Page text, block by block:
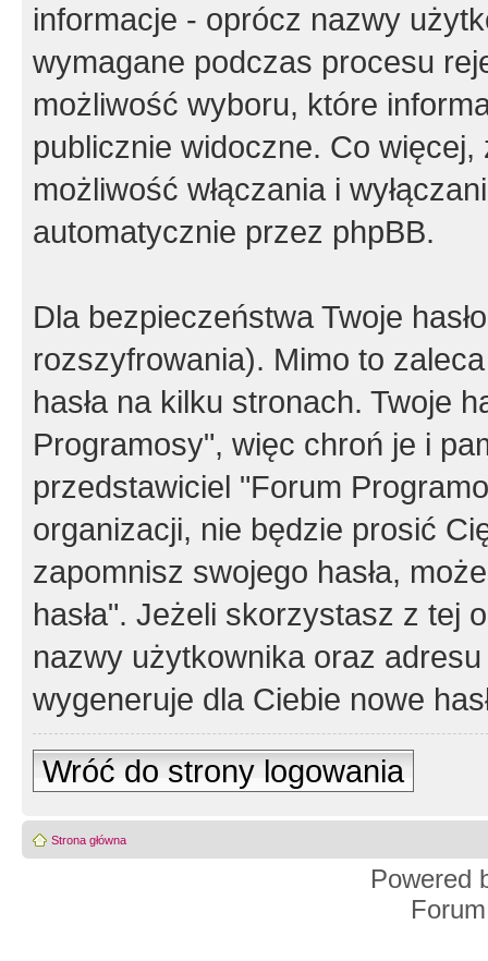
informacje - oprócz nazwy
wymagane podczas procesu
możliwość wyboru, które
publicznie widoczne. Co
możliwość włączania i
automatycznie przez phpBB.
Dla bezpieczeństwa Twoje
rozszyfrowania). Mimo to
hasła na kilku stronach. Twoje
Programosy", więc chroń je i
przedstawiciel "Forum
organizacji, nie będzie prosić
zapomnisz swojego hasła,
hasła". Jeżeli skorzystasz z tej
nazwy użytkownika oraz
wygeneruje dla Ciebie nowe
Wróć do strony logowania
Strona główna
Powered